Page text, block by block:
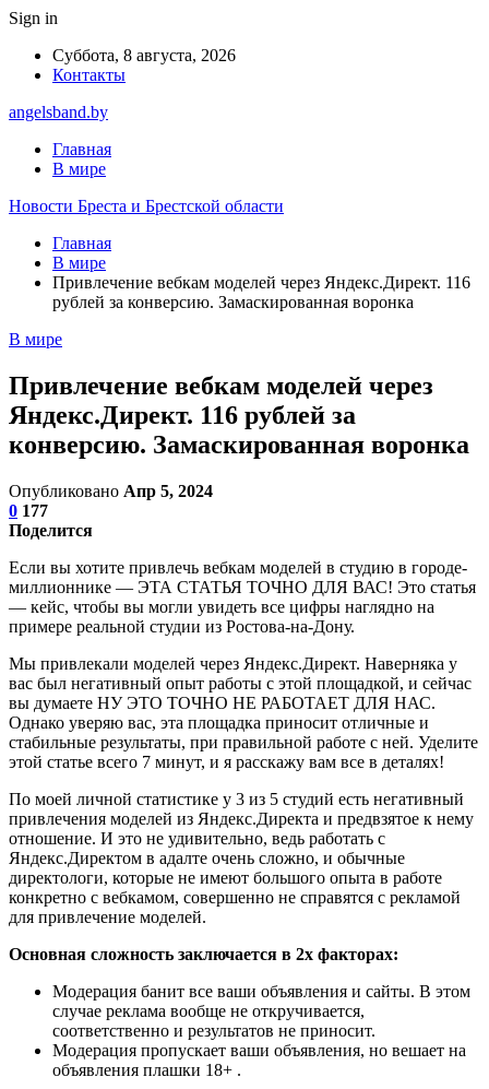
Sign in
Суббота, 8 августа, 2026
Контакты
angelsband.by
Главная
В мире
Новости Бреста и Брестской области
Главная
В мире
Привлечение вебкам моделей через Яндекс.Директ. 116
рублей за конверсию. Замаскированная воронка
В мире
Привлечение вебкам моделей через
Яндекс.Директ. 116 рублей за
конверсию. Замаскированная воронка
Опубликовано Апр 5, 2024
0 177
Поделится
Если вы хотите привлечь вебкам моделей в студию в городе-
миллионнике — ЭТА СТАТЬЯ ТОЧНО ДЛЯ ВАС! Это статья
— кейс, чтобы вы могли увидеть все цифры наглядно на
примере реальной студии из Ростова-на-Дону.
Мы привлекали моделей через Яндекс.Директ. Наверняка у
вас был негативный опыт работы с этой площадкой, и сейчас
вы думаете НУ ЭТО ТОЧНО НЕ РАБОТАЕТ ДЛЯ НАС.
Однако уверяю вас, эта площадка приносит отличные и
стабильные результаты, при правильной работе с ней. Уделите
этой статье всего 7 минут, и я расскажу вам все в деталях!
По моей личной статистике у 3 из 5 студий есть негативный
привлечения моделей из Яндекс.Директа и предвзятое к нему
отношение. И это не удивительно, ведь работать с
Яндекс.Директом в адалте очень сложно, и обычные
директологи, которые не имеют большого опыта в работе
конкретно с вебкамом, совершенно не справятся с рекламой
для привлечение моделей.
Основная сложность заключается в 2х факторах:
Модерация банит все ваши объявления и сайты. В этом
случае реклама вообще не откручивается,
соответственно и результатов не приносит.
Модерация пропускает ваши объявления, но вешает на
объявления плашки 18+ .